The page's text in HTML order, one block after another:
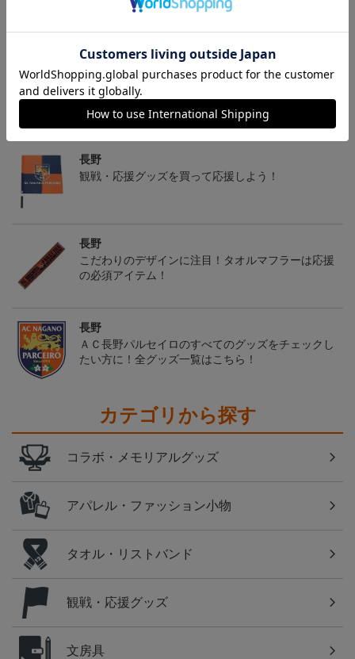
ギフト対応について
ヘルプページ
トピックス
長野
観戦・応援グッズを買って応援しよう！
長野
こだわりのデザインに注目！タオルマフラーは応援
の必須アイテム！
長野
ＡＣ長野パルセイロのすべてのグッズをチェックし
たい方に！全グッズ一覧はこちら！
カテゴリから探す
コラボ・メモリアルグッズ
アパレル・ファッション小物
タオル・リストバンド
観戦・応援グッズ
文房具